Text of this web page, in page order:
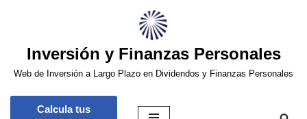
contenido
Inversión y Finanzas Personales
Web de Inversión a Largo Plazo en Dividendos y Finanzas Personales
Calcula tus